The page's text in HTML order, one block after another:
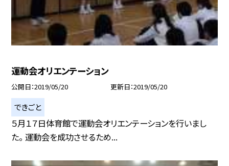
運動会オリエンテーション
公開日 2019/05/20 更新日 2019/05/20
できごと
５月１７日体育館で運動会オリエンテーションを行いまし
た。 運動会を成功させるため...